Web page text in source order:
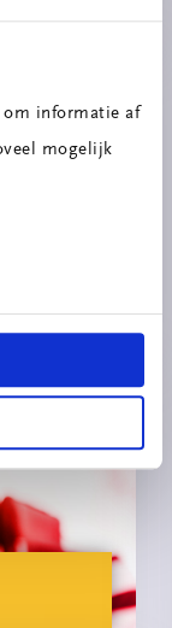
informatie af
mogelijk